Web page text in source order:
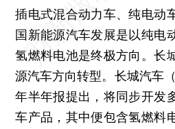
插电式混合动力车、纯电动
国新能源汽车发展是以纯电
氢燃料电池是终极方向。长
源汽车方向转型。长城汽车（
年半年报提出，将同步开发
车产品，其中便包含氢燃料